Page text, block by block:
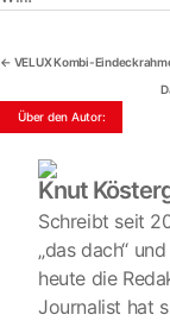
← VELUX Kombi-
Knut
Schreibt seit
„das dach“
heute die
Journalist hat